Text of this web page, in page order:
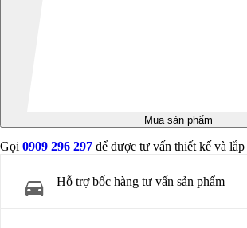
Mua sản phẩm
Gọi 0909 296 297 để được tư vấn thiết kế và
Hỗ trợ bốc hàng tư vấn sản phẩm